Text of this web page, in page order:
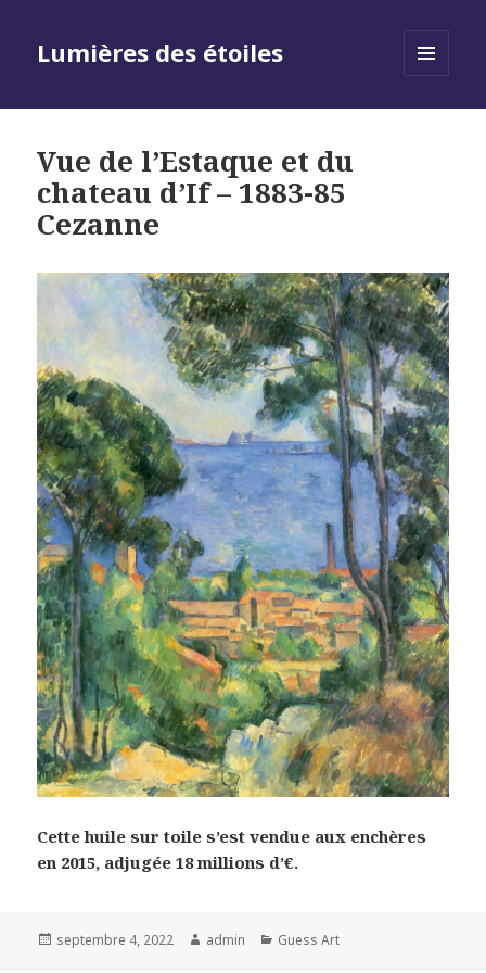
Lumières des étoiles
Vue de l’Estaque et du
chateau d’If – 1883-85
Cezanne
Cette huile sur toile s’est vendue aux enchères
en 2015, adjugée 18 millions d’€.
Posted
septembre 4, 2022 Author
admin Categories
Guess Art